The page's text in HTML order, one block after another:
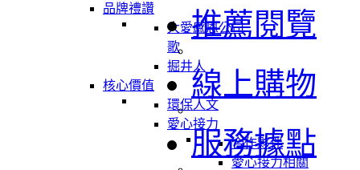
品牌禮讚
大愛感恩公司
歌
掘井人
核心價值
環保人文
愛心接力
合作夥伴
愛心接力相關
推薦閱覽
線上購物
服務據點